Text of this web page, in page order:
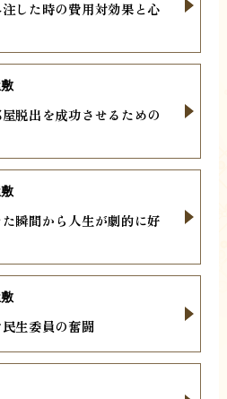
した時の費用対効果と心
脱出を成功させるための
瞬間から人生が劇的に好
生委員の奮闘